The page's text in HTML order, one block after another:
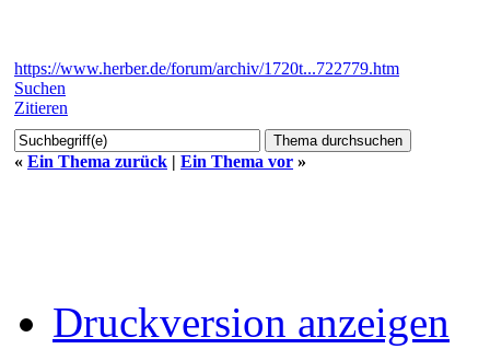
https://www.herber.de/forum/archiv/1720t...722779.htm
Suchen
Zitieren
« Ein Thema zurück | Ein Thema vor »
Druckversion anzeigen